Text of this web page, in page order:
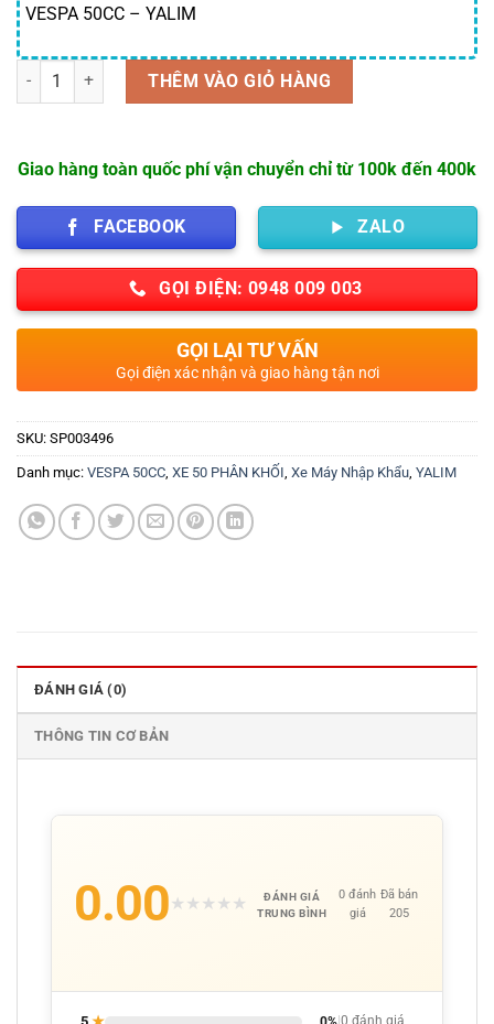
VESPA 50CC – YALIM
Số lượng THÊM VÀO GIỎ HÀNG
Giao hàng toàn quốc phí vận chuyển chỉ từ 100k đến 400k
FACEBOOK ZALO
GỌI ĐIỆN: 0948 009 003
GỌI LẠI TƯ VẤN
Gọi điện xác nhận và giao hàng tận nơi
SKU: SP003496
Danh mục: VESPA 50CC, XE 50 PHÂN KHỐI, Xe Máy Nhập Khẩu, YALIM
ĐÁNH GIÁ (0)
THÔNG TIN CƠ BẢN
0.00★ ★ ★ ★ ★
ĐÁNH GIÁ
TRUNG BÌNH
0 đánh
giá
Đã bán
205